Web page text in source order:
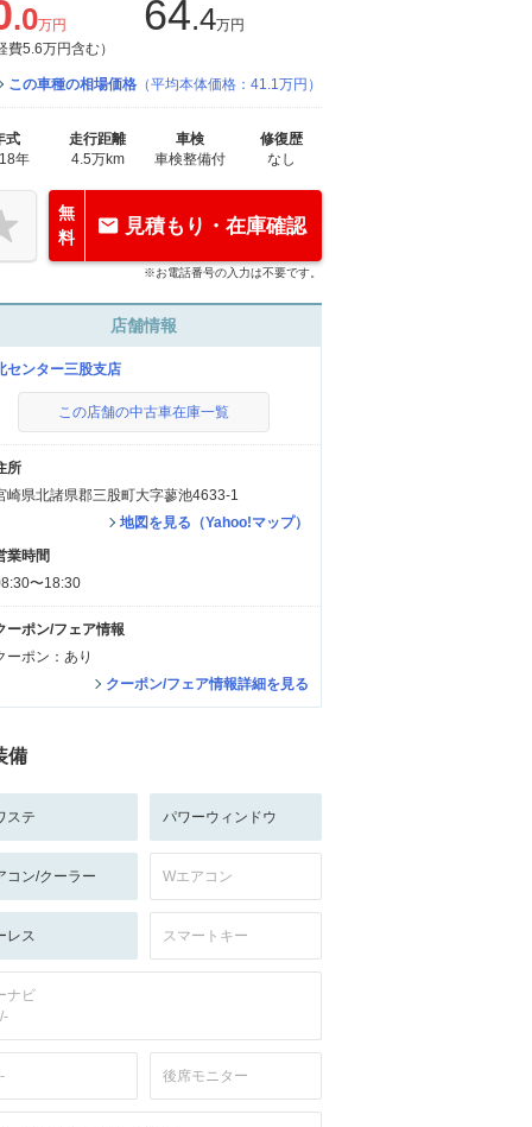
.0万円
費5.6万円含む）
64.4万円
この車種の相場価格 （平均本体価格：41.1万円）
式
年
走行距離
4.5万km
車検
車検整備付
修復歴
なし
無
料
見積もり・在庫確認
※お電話番号の入力は不要です。
店舗情報
センター三股支店
この店舗の中古車在庫一覧
所
崎県北諸県郡三股町大字蓼池4633-1
地図を見る（Yahoo!マップ）
業時間
〜18:30
ーポン/フェア情報
ーポン：あり
クーポン/フェア情報詳細を見る
備
ステ パワーウィンドウ
コン/クーラー Wエアコン
レス スマートキー
ナビ
後席モニター